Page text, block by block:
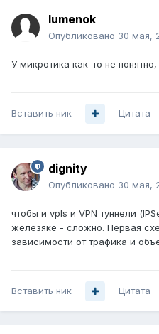
lumenok
Опубликовано 30 мая,
У микротика как-то не
Вставить ник Цитата
dignity
Опубликовано 30 мая,
чтобы и vpls и VPN туннели
железяке - сложно. Первая
зависимости от трафика и
Вставить ник Цитата